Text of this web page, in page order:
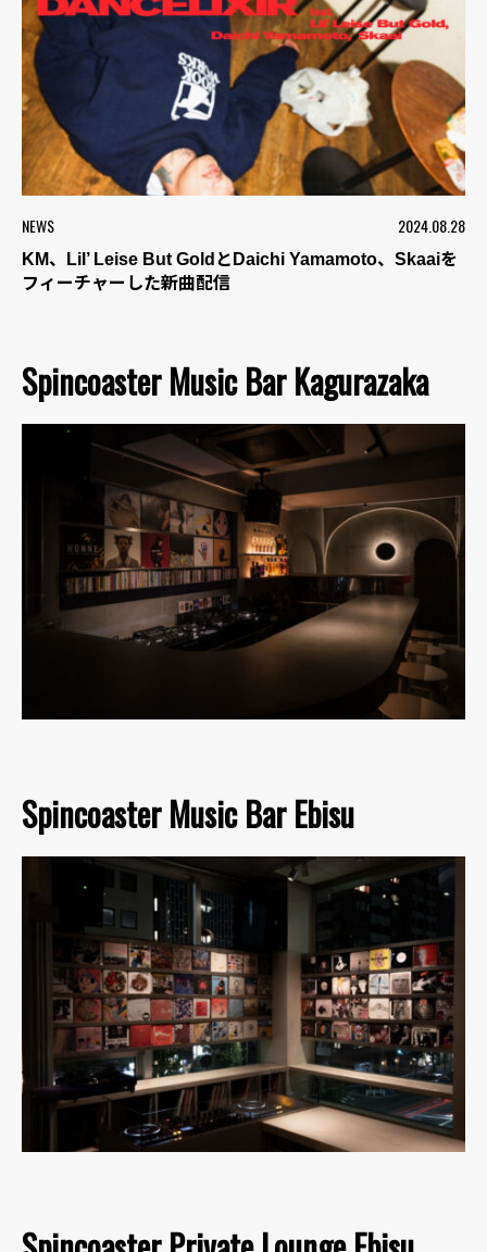
NEWS 2024.08.28
KM、Lil’ Leise But GoldとDaichi Yamamoto、Skaaiを
フィーチャーした新曲配信
Spincoaster Music Bar Kagurazaka
Spincoaster Music Bar Ebisu